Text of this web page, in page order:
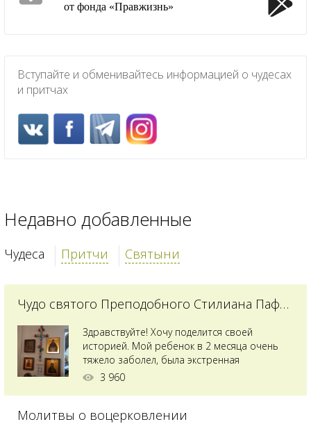
от фонда «Правжизнь»
Вступайте и обменивайтесь информацией о чудесах
и притчах
Недавно добавленные
Чудеса Притчи Святыни
Чудо святого Преподобного Стилиана Пафлагонского
Здравствуйте! Хочу поделится своей
историей. Мой ребенок в 2 месяца очень
тяжело заболел, была экстренная
сложнейшая операция, состояние после
святого Владимира я увидела незнакомую
3 960
Молитвы о воцерковлении